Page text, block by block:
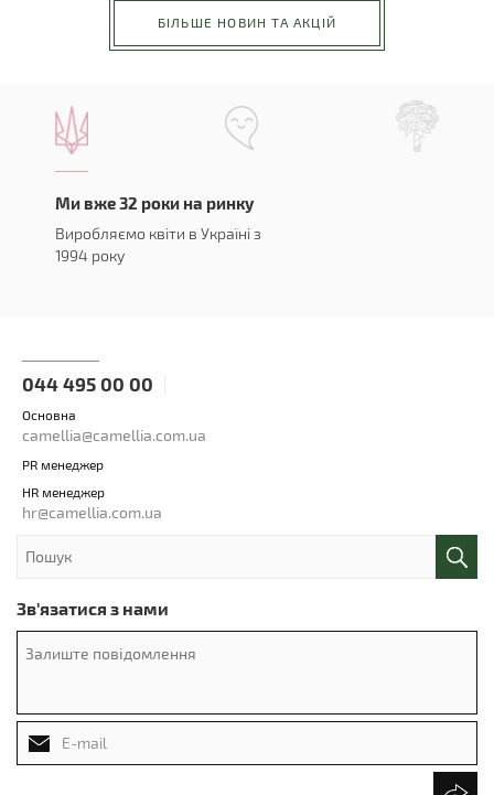
БІЛЬШЕ НОВИН ТА АКЦІЙ
Ми вже 32 роки на ринку
Виробляємо квіти в Україні з
1994 року
044 495 00 00
Основна
camellia@camellia.com.ua
PR менеджер
HR менеджер
hr@camellia.com.ua
Зв'язатися з нами